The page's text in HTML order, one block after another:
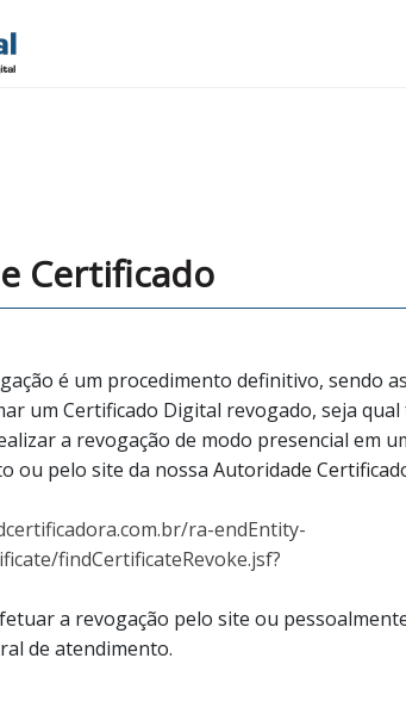
Certificado
é um procedimento definitivo, sendo
um Certificado Digital revogado, seja
a revogação de modo presencial em
ou pelo site da nossa Autoridade
ra-endEntity-
findCertificateRevoke.jsf?
a revogação pelo site ou
de atendimento.